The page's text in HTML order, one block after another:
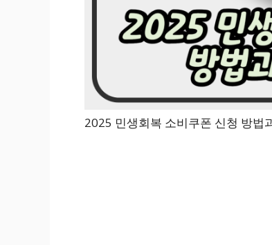
2025 민생회복 소비쿠폰 신청 방법